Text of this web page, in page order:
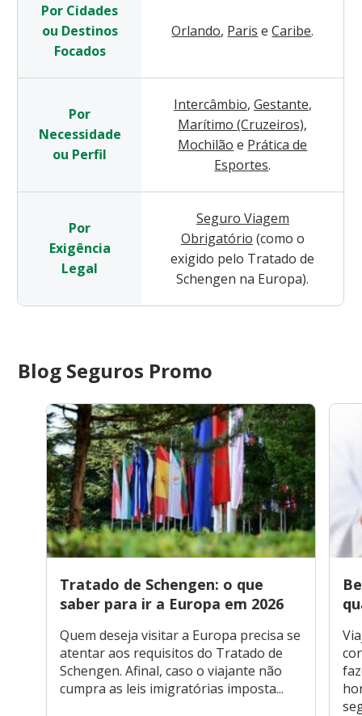
Por Cidades
ou Destinos
Focados
Orlando, Paris e Caribe.
Por
Necessidade
ou Perfil
Intercâmbio, Gestante,
Marítimo (Cruzeiros),
Mochilão e Prática de
Esportes.
Por
Exigência
Legal
Seguro Viagem
Obrigatório (como o
exigido pelo Tratado de
Schengen na Europa).
Blog Seguros Promo
Tratado de Schengen: o que
saber para ir a Europa em 2026
Quem deseja visitar a Europa precisa se
atentar aos requisitos do Tratado de
Schengen. Afinal, caso o viajante não
cumpra as leis imigratórias imposta...